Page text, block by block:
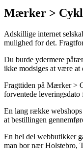
Mærker >
Adskillige internet
mulighed for det.
Du burde ydermere
ikke modsiges at være at
Fragttiden på Mærker >
forventede leveringsdato
En lang række
at bestillingen
En hel del webbutikker
man bor nær Holstebro,